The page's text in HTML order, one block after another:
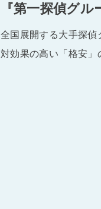
『第一探偵グル
全国展開する大手探
対効果の高い「格安」